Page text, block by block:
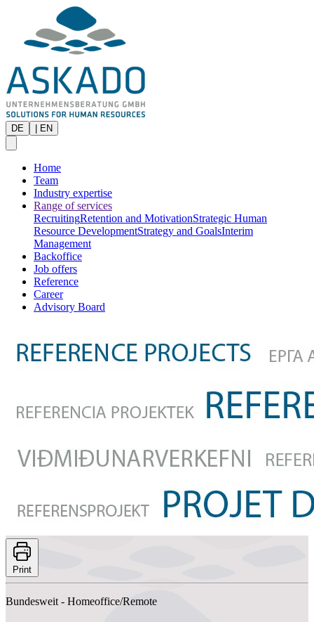
DE EN
Home
Team
Industry expertise
Range of services
RecruitingRetention and MotivationStrategic Human
Resource DevelopmentStrategy and GoalsInterim
Management
Backoffice
Job offers
Reference
Career
Advisory Board
Print
Bundesweit - Homeoffice/Remote